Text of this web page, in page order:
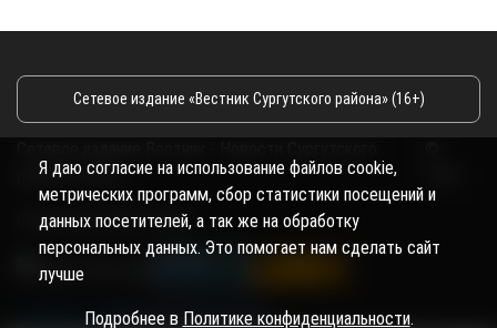
Сетевое издание «Вестник Сургутского района» (16+)
района и Югры
Copyright © 2018- 2026
Я даю согласие на использование файлов cookie,
метрических программ, сбор статистики посещений и
данных посетителей, а так же на обработку
персональных данных. Это помогает нам сделать сайт
лучше
Подробнее в Политике конфиденциальности.